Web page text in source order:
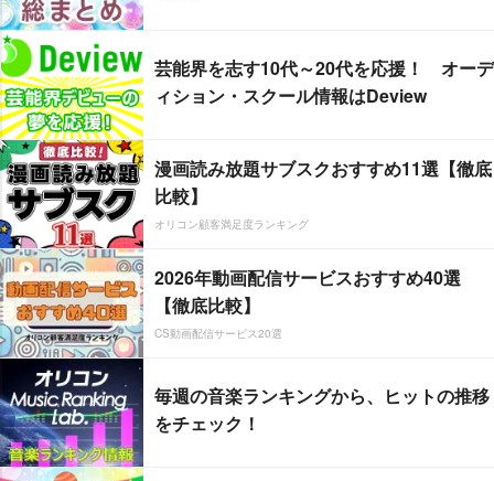
芸能界を志す10代～20代を応援！ オーデ
ィション・スクール情報はDeview
漫画読み放題サブスクおすすめ11選【徹底
比較】
オリコン顧客満足度ランキング
2026年動画配信サービスおすすめ40選
【徹底比較】
CS動画配信サービス20選
毎週の音楽ランキングから、ヒットの推移
をチェック！